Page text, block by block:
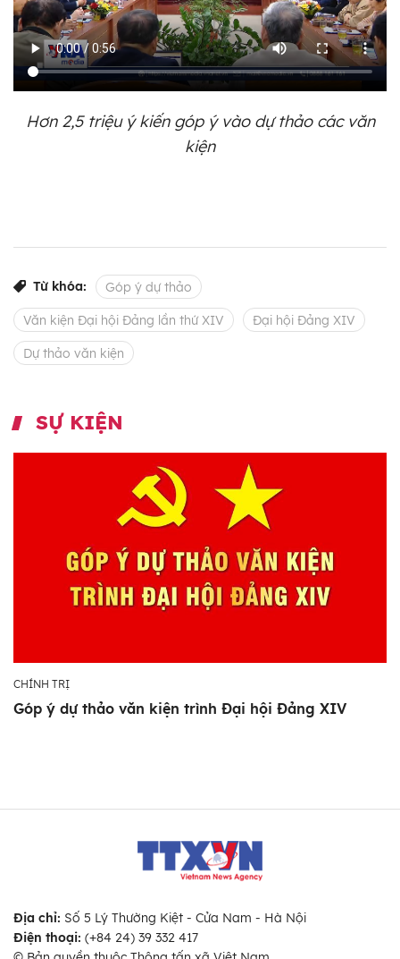
Hơn 2,5 triệu ý kiến góp ý vào dự thảo các văn
kiện
Từ khóa: Góp ý dự thảo
Văn kiện Đại hội Đảng lần thứ XIV Đại hội Đảng XIV
Dự thảo văn kiện
SỰ KIỆN
CHÍNH TRỊ
Góp ý dự thảo văn kiện trình Đại hội Đảng XIV
Địa chỉ: Số 5 Lý Thường Kiệt - Cửa Nam - Hà Nội
Điện thoại: (+84 24) 39 332 417